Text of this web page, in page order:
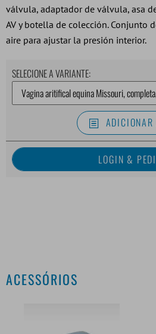
válvula, adaptador de válvula, asa
AV y botella de colección. Conjunto
aire para ajustar la presión interior.
SELECIONE A VARIANTE:
ACESSÓRIOS